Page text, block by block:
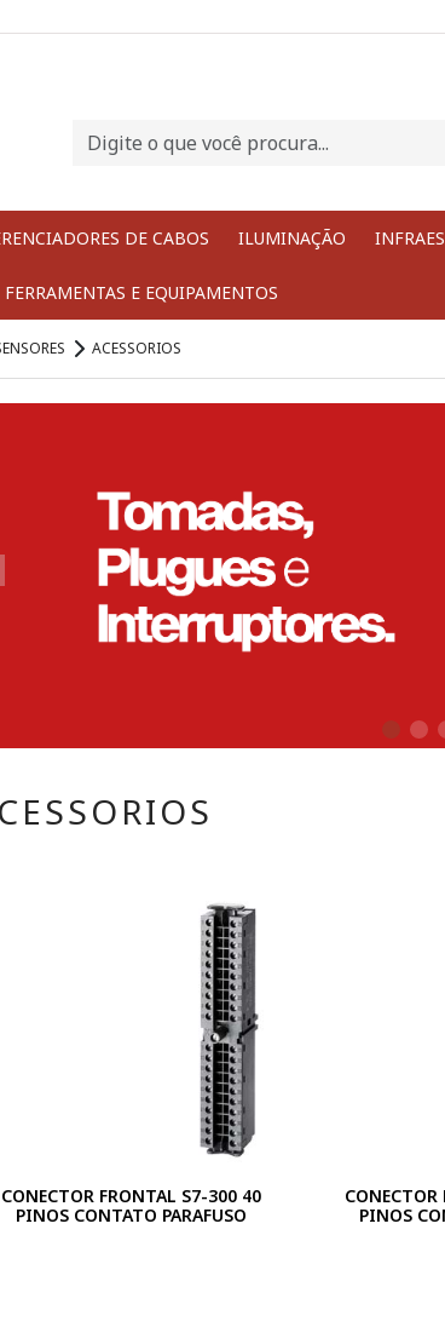
DE CABOS ILUMINAÇÃO
FERRAMENTAS E EQUIPAMENTOS
ACESSORIOS
CONECTOR FRONTAL S7-300 40
PINOS CONTATO PARAFUSO
PINOS